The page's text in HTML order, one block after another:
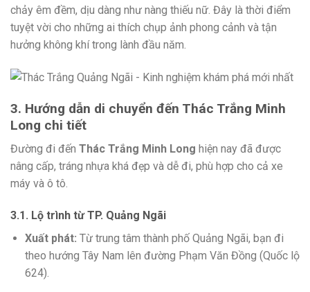
chảy êm đềm, dịu dàng như nàng thiếu nữ. Đây là thời điểm
tuyệt vời cho những ai thích chụp ảnh phong cảnh và tận
hưởng không khí trong lành đầu năm.
3. Hướng dẫn di chuyển đến Thác Trắng Minh
Long chi tiết
Đường đi đến Thác Trắng Minh Long hiện nay đã được
nâng cấp, tráng nhựa khá đẹp và dễ đi, phù hợp cho cả xe
máy và ô tô.
3.1. Lộ trình từ TP. Quảng Ngãi
Xuất phát: Từ trung tâm thành phố Quảng Ngãi, bạn đi
theo hướng Tây Nam lên đường Phạm Văn Đồng (Quốc lộ
624).